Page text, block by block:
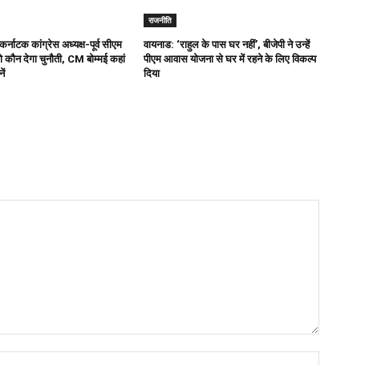
कांग्रेस अध्यक्ष-पूर्व सीएम
कौन देगा चुनौती, CM बोम्मई कहां
राजनीति
वायनाड: ‘राहुल के पास घर नहीं’, बीजेपी ने उन्हें
पीएम आवास योजना से घर में रहने के लिए विकल्प
दिया